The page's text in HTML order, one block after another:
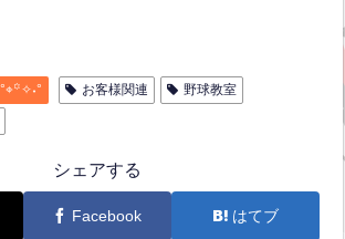
お客様関連
野球教室
シェアする
Facebook はてブ